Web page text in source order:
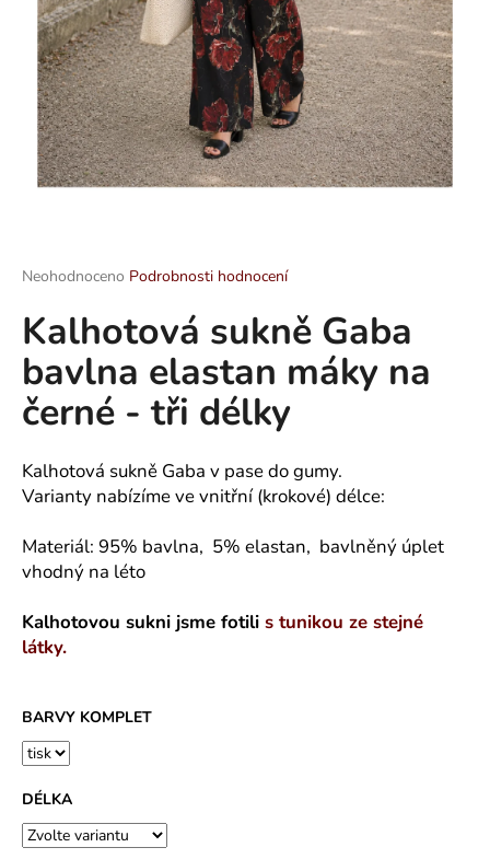
Průměrné
produktu
je
0,0
z
5
hvězdiček.
Neohodnoceno Podrobnosti hodnocení
Kalhotová sukně Gaba
bavlna elastan máky na
černé - tři délky
Kalhotová sukně Gaba v pase do gumy.
Varianty nabízíme ve vnitřní (krokové) délce:
Materiál: 95% bavlna, 5% elastan, bavlněný úplet
vhodný na léto
Kalhotovou sukni jsme fotili s tunikou ze stejné
látky.
BARVY KOMPLET
DÉLKA
D
o
p
o
u
č
j
e
e
ZORKA
LEHKÝ
POLYESTEROVÝ
ÚPLET
-
VÍCE
DÉLEK